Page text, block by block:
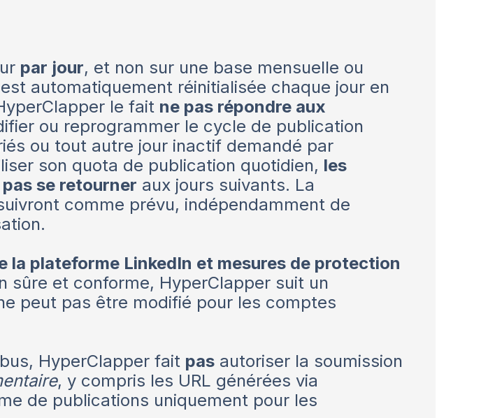
par jour, et non sur une base mensuelle ou
automatiquement réinitialisée chaque jour en
le fait ne pas répondre aux
ou reprogrammer le cycle de publication
ou tout autre jour inactif demandé par
son quota de publication quotidien, les
pas se retourner aux jours suivants. La
comme prévu, indépendamment de
la plateforme LinkedIn et mesures de protection
sûre et conforme, HyperClapper suit un
peut pas être modifié pour les comptes
HyperClapper fait pas autoriser la soumission
, y compris les URL générées via
de publications uniquement pour les